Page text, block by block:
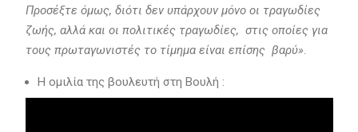
Προσέξτε όμως, διότι δεν υπάρχουν μόνο οι τραγωδίες
ζωής, αλλά και οι πολιτικές τραγωδίες, στις οποίες για
τους πρωταγωνιστές το τίμημα είναι επίσης βαρύ».
Η oμιλία της βουλευτή στη Βουλή :